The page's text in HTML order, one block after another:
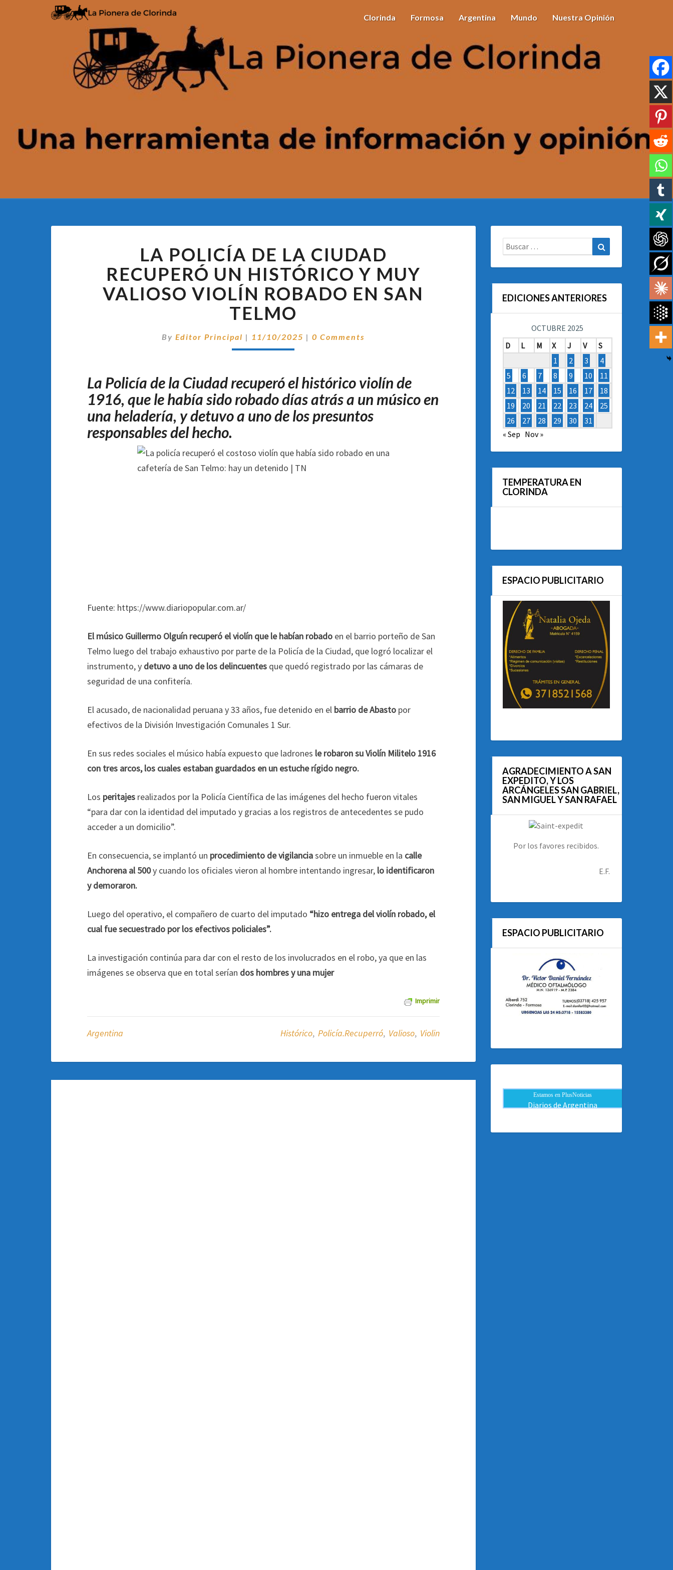
Clorinda Formosa Argentina Mundo Nuestra Opinión
POLICÍA
DE
LA
CIUDAD
RECUPERÓ
UN
Y
MUY
VIOLÍN
ROBADO
EN
SAN
LA POLICÍA DE LA CIUDAD
RECUPERÓ UN HISTÓRICO Y MUY
VALIOSO VIOLÍN ROBADO EN SAN
TELMO
ByEditor Principal | 11/10/2025 |Comentarios
0 Comments
La Policía de la Ciudad recuperó el histórico violín de
1916, que le había sido robado días atrás a un músico en
una heladería, y detuvo a uno de los presuntos
responsables del hecho.
Fuente: https://www.diariopopular.com.ar/
El músico Guillermo Olguín recuperó el violín que le habían robado en el barrio porteño de San
Telmo luego del trabajo exhaustivo por parte de la Policía de la Ciudad, que logró localizar el
instrumento, y detuvo a uno de los delincuentes que quedó registrado por las cámaras de
seguridad de una confitería.
El acusado, de nacionalidad peruana y 33 años, fue detenido en el barrio de Abasto por
efectivos de la División Investigación Comunales 1 Sur.
En sus redes sociales el músico había expuesto que ladrones le robaron su Violín Militelo 1916
con tres arcos, los cuales estaban guardados en un estuche rígido negro.
Los peritajes realizados por la Policía Científica de las imágenes del hecho fueron vitales
“para dar con la identidad del imputado y gracias a los registros de antecedentes se pudo
acceder a un domicilio”.
En consecuencia, se implantó un procedimiento de vigilanciasobre un inmueble en la calle
Anchorena al 500y cuando los oficiales vieron al hombre intentando ingresar, lo identificaron
y demoraron.
Luego del operativo, el compañero de cuarto del imputado “hizo entrega del violín robado, el
cual fue secuestrado por los efectivos policiales”.
La investigación continúa para dar con el resto de los involucrados en el robo, ya que en las
imágenes se observa que en total serían dos hombres y una mujer
Imprimir
Argentina Histórico, Policía.recuperró, Valioso, Violin
Buscar:
EDICIONES ANTERIORES
OCTUBRE 2025
D
L M X J V
S
1
2 3
4
5
6 7 8 9 10
11
12
13 14 15 16 17
18
19
20 21 22 23 24
25
26
27 28 29 30
31
« Sep Nov »
TEMPERATURA EN
CLORINDA
ESPACIO PUBLICITARIO
AGRADECIMIENTO A SAN
EXPEDITO, Y LOS
ARCÁNGELES SAN GABRIEL,
SAN MIGUEL Y SAN RAFAEL
Por los favores recibidos.
E.F.
ESPACIO PUBLICITARIO
Estamos en PlusNoticias
Diarios de Argentina